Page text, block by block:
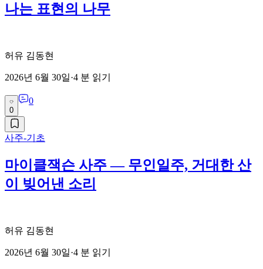
나는 표현의 나무
허유 김동현
2026년 6월 30일·4 분 읽기
0
0
사주-기초
마이클잭슨 사주 — 무인일주, 거대한 산
이 빚어낸 소리
허유 김동현
2026년 6월 30일·4 분 읽기